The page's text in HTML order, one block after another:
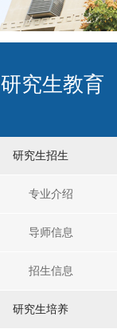
研究生教育
研究生招生
专业介绍
导师信息
招生信息
研究生培养